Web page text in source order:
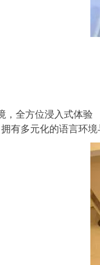
，全方位浸入式体验
有多元化的语言环